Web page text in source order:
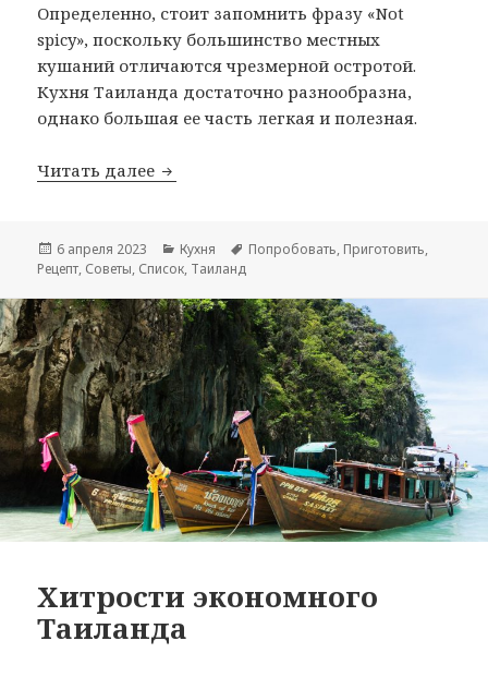
Определенно, стоит запомнить фразу «Not
spicy», поскольку большинство местных
кушаний отличаются чрезмерной остротой.
Кухня Таиланда достаточно разнообразна,
однако большая ее часть легкая и полезная.
Читать далее Кухня Таиланда
Опубликовано
6 апреля 2023 Рубрики
Кухня Метки
Попробовать, Приготовить,
Рецепт, Советы, Список, Таиланд
Хитрости экономного
Таиланда